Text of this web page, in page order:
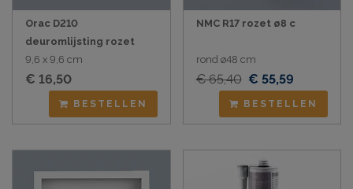
Orac D210
deuromlijsting rozet
9,6 x 9,6 cm
€ 16,50
BESTELLEN
NMC R17 rozet ø8 c
rond ø48 cm
€ 65,40 € 55,59
BESTELLEN